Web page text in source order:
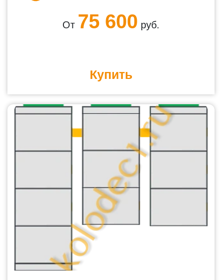
От 75 600 руб.
Купить